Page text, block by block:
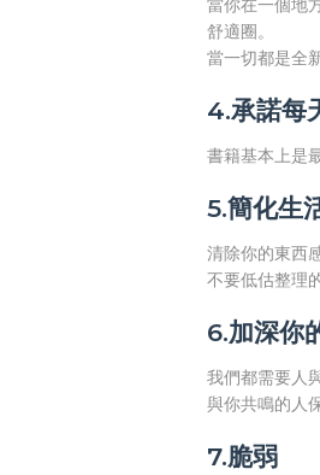
當你在一個地
舒適圈。
當一切都是全
4.承諾每
書籍基本上是
5.簡化生
清除你的東西
不要低估整理
6.加深你
我們都需要人
與你共鳴的人
7.脆弱